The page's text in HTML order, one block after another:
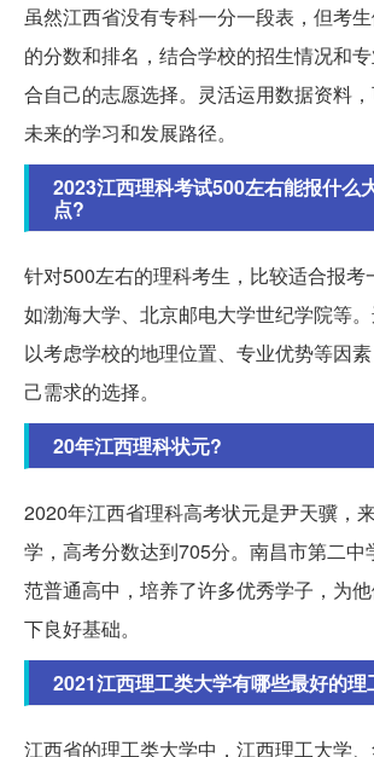
虽然江西省没有专科一分一段表，但考
的分数和排名，结合学校的招生情况和
合自己的志愿选择。灵活运用数据资料
未来的学习和发展路径。
2023江西理科考试500左右能报什么
点?
针对500左右的理科考生，比较适合报考
如渤海大学、北京邮电大学世纪学院等
以考虑学校的地理位置、专业优势等因
己需求的选择。
20年江西理科状元?
2020年江西省理科高考状元是尹天骥，
学，高考分数达到705分。南昌市第二中
范普通高中，培养了许多优秀学子，为
下良好基础。
2021江西理工类大学有哪些最好的理
江西省的理工类大学中，江西理工大学、